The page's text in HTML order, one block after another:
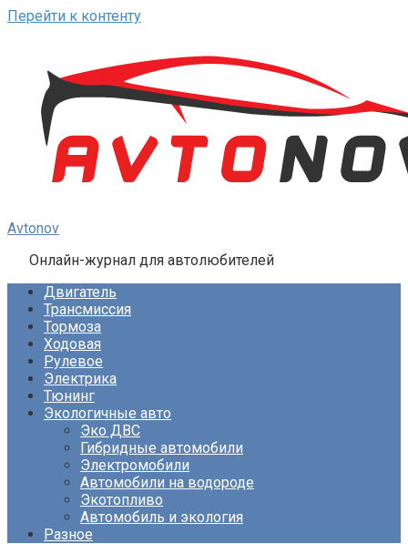
Перейти к контенту
Avtonov
Онлайн-журнал для автолюбителей
Двигатель
Трансмиссия
Тормоза
Ходовая
Рулевое
Электрика
Тюнинг
Экологичные авто
Эко ДВС
Гибридные автомобили
Электромобили
Автомобили на водороде
Экотопливо
Автомобиль и экология
Разное